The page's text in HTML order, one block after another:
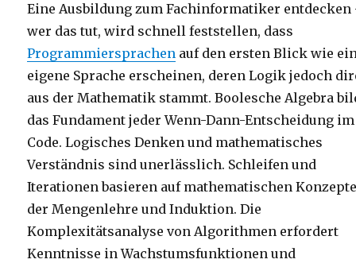
Eine Ausbildung zum Fachinformatiker entdecken
wer das tut, wird schnell feststellen, dass
Programmiersprachen auf den ersten Blick wie
eigene Sprache erscheinen, deren Logik jedoch
aus der Mathematik stammt. Boolesche Algebra
das Fundament jeder Wenn-Dann-Entscheidung im
Code. Logisches Denken und mathematisches
Verständnis sind unerlässlich. Schleifen und
Iterationen basieren auf mathematischen
der Mengenlehre und Induktion. Die
Komplexitätsanalyse von Algorithmen erfordert
Kenntnisse in Wachstumsfunktionen und